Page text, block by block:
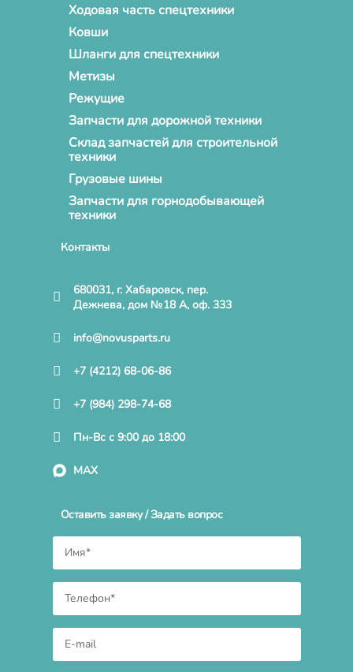
Ходовая часть спецтехники
Ковши
Шланги для спецтехники
Метизы
Режущие
Запчасти для дорожной техники
Склад запчастей для строительной
техники
Грузовые шины
Запчасти для горнодобывающей
техники
Контакты
680031, г. Хабаровск, пер.
Дежнева, дом №18 А, оф. 333
info@novusparts.ru
+7 (4212) 68-06-86
+7 (984) 298-74-68
Пн-Вс с 9:00 до 18:00
MAX
Оставить заявку / Задать вопрос